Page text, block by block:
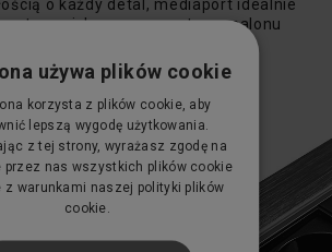
o każdy detal, mediaport idealnie
stanowisko pracy, wnętrzne salonu
konferencyjną.
używa plików cookie
korzysta z plików cookie, aby
lepszą wygodę użytkowania.
z tej strony, wyrażasz zgodę na
przez nas wszystkich plików cookie
z warunkami naszej polityki plików
cookie.